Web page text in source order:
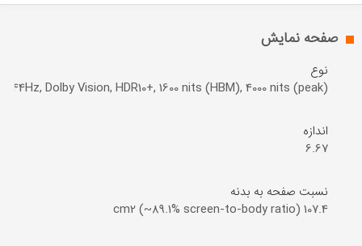
صفحه نمایش
نوع
144Hz, Dolby Vision, HDR10+, 1600 nits (HBM), 4000 nits (peak)
اندازه
6.67
نسبت صفحه به بدنه
107.4 cm2 (~89.1% screen-to-body ratio)